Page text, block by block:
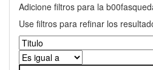
Adicione filtros para la
Use filtros para refinar los